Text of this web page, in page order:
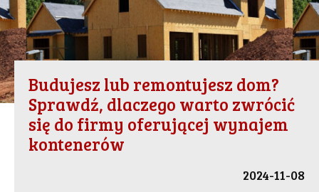
Budujesz lub remontujesz dom?
Sprawdź, dlaczego warto zwrócić
się do firmy oferującej wynajem
kontenerów
2024-11-08